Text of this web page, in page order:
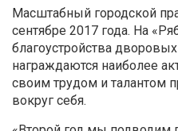
Масштабный городской
сентябре 2017 года. На
благоустройства
награждаются наиболее
своим трудом и талантом
вокруг себя.